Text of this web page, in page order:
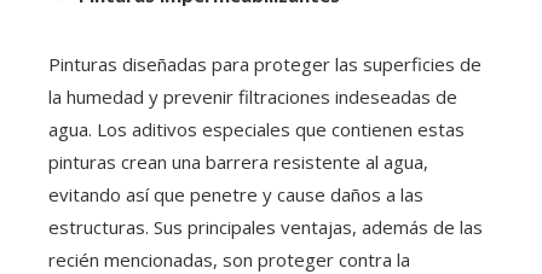
Pinturas diseñadas para proteger las superficies de
la humedad y prevenir filtraciones indeseadas de
agua. Los aditivos especiales que contienen estas
pinturas crean una barrera resistente al agua,
evitando así que penetre y cause daños a las
estructuras. Sus principales ventajas, además de las
recién mencionadas, son proteger contra la